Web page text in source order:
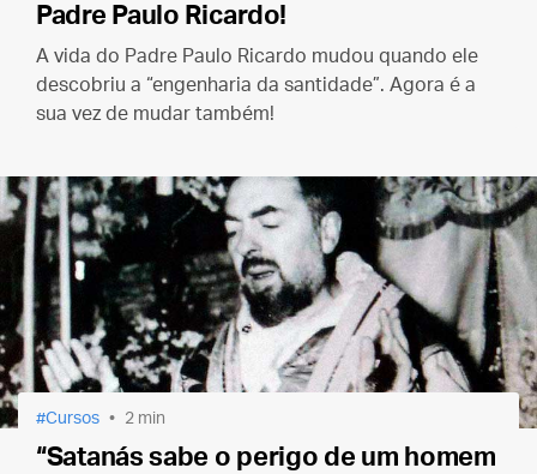
Padre Paulo Ricardo!
A vida do Padre Paulo Ricardo mudou quando ele
descobriu a “engenharia da santidade”. Agora é a
sua vez de mudar também!
Cursos 2 min
“Satanás sabe o perigo de um homem